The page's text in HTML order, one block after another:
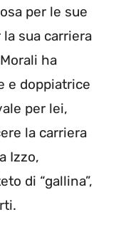
per le sue
sua carriera
ha
e doppiatrice
per lei,
la carriera
Izzo,
di “gallina”,